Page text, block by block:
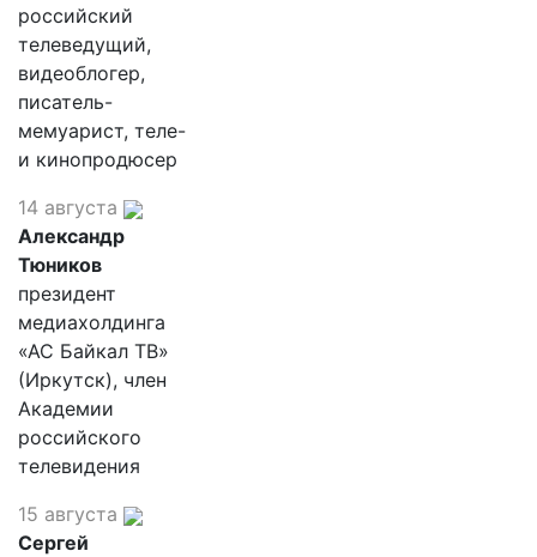
российский
телеведущий,
видеоблогер,
писатель-
мемуарист, теле-
и кинопродюсер
14 августа
Александр
Тюников
президент
медиахолдинга
«АС Байкал ТВ»
(Иркутск), член
Академии
российского
телевидения
15 августа
Сергей